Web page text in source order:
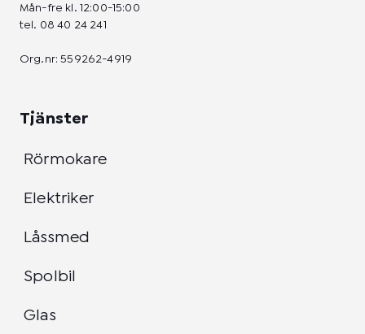
Mån-fre kl. 12:00-15:00
tel. 08 40 24 241
Org.nr: 559262-4919
Tjänster
Rörmokare
Elektriker
Låssmed
Spolbil
Glas